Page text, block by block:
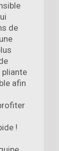
de
pliante
afin
!